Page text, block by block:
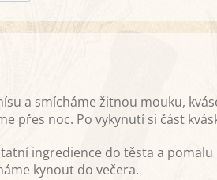
a smícháme žitnou mouku,
přes noc. Po vykynutí si část
ingredience do těsta a
kynout do večera.